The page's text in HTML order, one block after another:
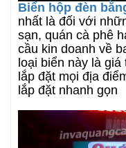
Biển hộp đèn
nhất là đối với
sạn, quán cà phê
cầu kin doanh về
loại biển này là
lắp đặt mọi địa
lắp đặt nhanh gọn